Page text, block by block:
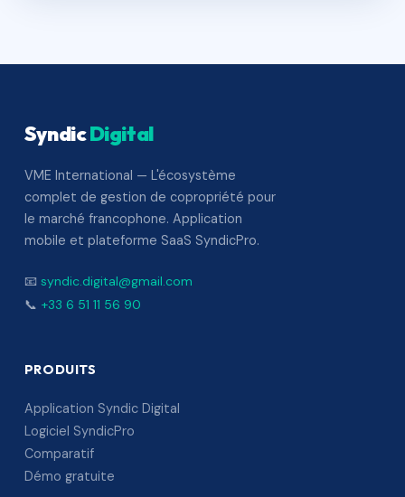
SyndicDigital
VME International — L'écosystème
complet de gestion de copropriété pour
le marché francophone. Application
mobile et plateforme SaaS SyndicPro.
📧 syndic.digital@gmail.com
📞 +33 6 51 11 56 90
PRODUITS
Application Syndic Digital
Logiciel SyndicPro
Comparatif
Démo gratuite